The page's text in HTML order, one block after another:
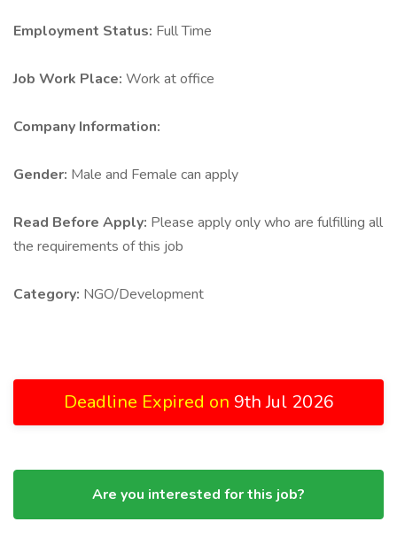
Employment Status: Full Time
Job Work Place: Work at office
Company Information:
Gender: Male and Female can apply
Read Before Apply: Please apply only who are fulfilling all
the requirements of this job
Category: NGO/Development
Deadline Expired on 9th Jul 2026
Are you interested for this job?